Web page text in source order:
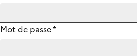
Mot de passe*